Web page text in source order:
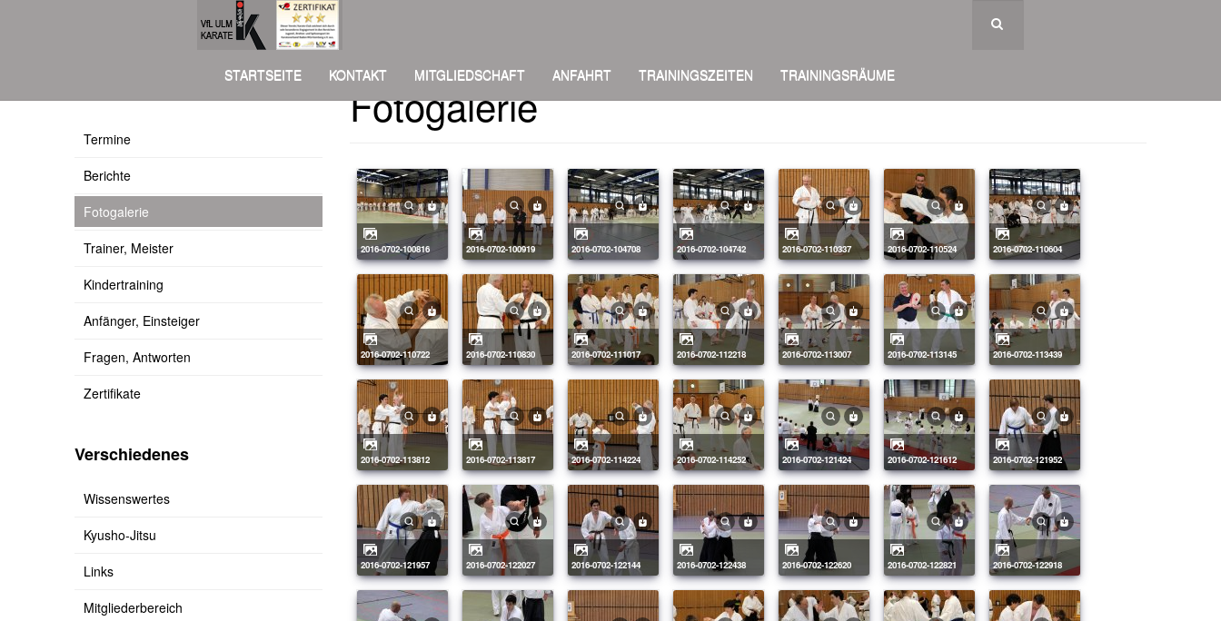
STARTSEITE KONTAKT MITGLIEDSCHAFT ANFAHRT TRAININGSZEITEN TRAININGSRÄUME
Fotogalerie
2016-0702-100816 2016-0702-100919 2016-0702-104708 2016-0702-104742 2016-0702-110337 2016-0702-110524 2016-0702-110604
2016-0702-110722 2016-0702-110830 2016-0702-111017 2016-0702-112218 2016-0702-113007 2016-0702-113145 2016-0702-113439
2016-0702-113812 2016-0702-113817 2016-0702-114224 2016-0702-114252 2016-0702-121424 2016-0702-121612 2016-0702-121952
2016-0702-121957 2016-0702-122027 2016-0702-122144 2016-0702-122438 2016-0702-122620 2016-0702-122821 2016-0702-122918
Termine
Berichte
Fotogalerie
Trainer, Meister
Kindertraining
Anfänger, Einsteiger
Fragen, Antworten
Zertifikate
Verschiedenes
Wissenswertes
Kyusho-Jitsu
Links
Mitgliederbereich